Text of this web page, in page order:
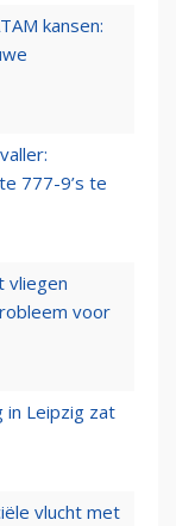
kansen:
777-9’s te
vliegen
voor
in Leipzig zat
vlucht met